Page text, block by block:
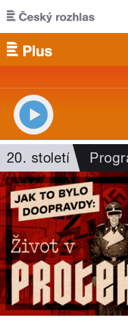
Přejít k hlavnímu obsahu
20. století